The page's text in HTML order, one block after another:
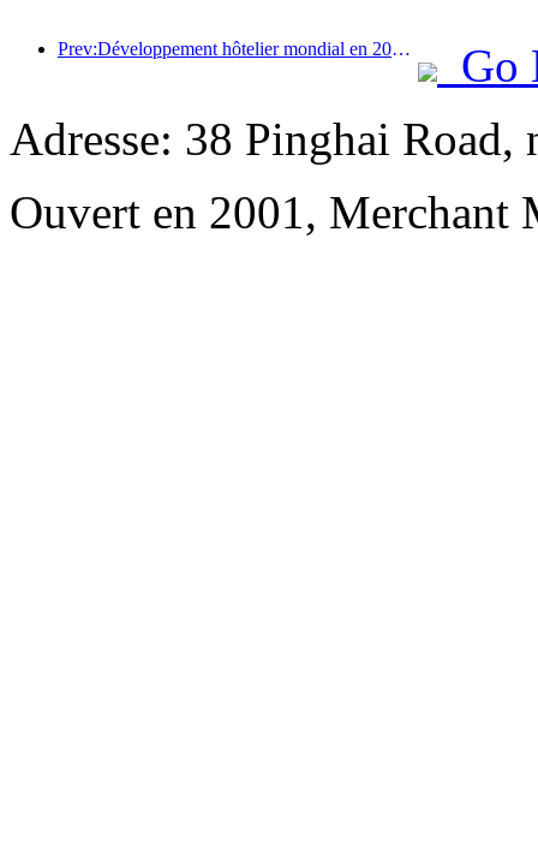
Prev:Développement hôtelier mondial en 2026 : Shanghai se classe première en termes d’ajout de nouvelles chambres
Go
Adresse: 38 Pinghai Road,
Ouvert en 2001, Merchant